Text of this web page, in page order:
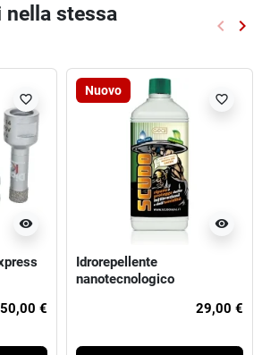
stessa
keyboard_arrow_left keyboard_arrow_right
visibility
favorite_border
50,00 €
Nuovo
visibility
favorite_border
Idrorepellente
nanotecnologico
29,00 €